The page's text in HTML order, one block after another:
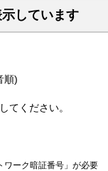
しています
順)
てください。
ワーク暗証番号」が必要